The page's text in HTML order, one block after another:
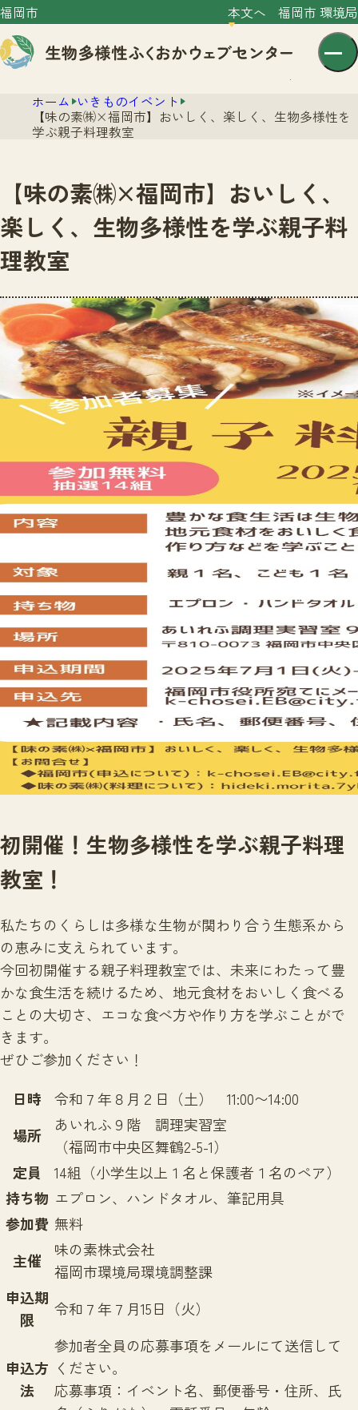
福岡市 本文へ 福岡市 環境局
センター紹介
センター紹介TOP
サイトポリシー
プライバシーポリシー
ニュース
ニュースTOP
市の取組み
いきものガイドTOP
注目のいきもの
生物多様性のめぐみ
いきもの図鑑
おでかけコース
保全アクション
イベント
いきもの調査隊
調査レポート
調査レポートTOP
調査結果
ふくおかいきものマップ
マッチング
マッチングTOP
掲載申し込みフォーム
お問合せ
生物多様性ふくおかウェブセンターとは
サイトマップ
ホーム いきものイベント
【味の素㈱×福岡市】おいしく、楽しく、生物多様性を
学ぶ親子料理教室
【味の素㈱×福岡市】おいしく、
楽しく、生物多様性を学ぶ親子料
理教室
初開催！生物多様性を学ぶ親子料理
教室！
私たちのくらしは多様な生物が関わり合う生態系から
の恵みに支えられています。
今回初開催する親子料理教室では、未来にわたって豊
かな食生活を続けるため、地元食材をおいしく食べる
ことの大切さ、エコな食べ方や作り方を学ぶことがで
きます。
ぜひご参加ください！
日時
令和７年８月２日（土） 11:00〜14:00
場所
あいれふ９階 調理実習室
（福岡市中央区舞鶴2-5-1）
定員
14組（小学生以上１名と保護者１名のペア）
持ち物 エプロン、ハンドタオル、筆記用具
参加費 無料
主催
味の素株式会社
福岡市環境局環境調整課
申込期
限
令和７年７月15日（火）
申込方
法
参加者全員の応募事項をメールにて送信して
ください。
応募事項：イベント名、郵便番号・住所、氏